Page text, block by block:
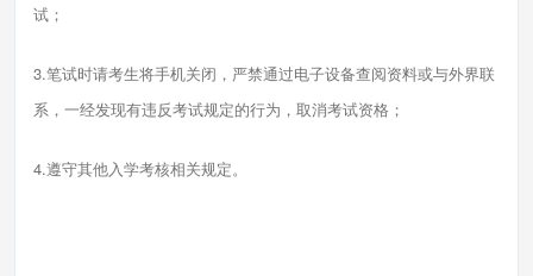
试；
3.笔试时请考生将手机关闭，严禁通过电子设备查阅资料或与外界联
系，一经发现有违反考试规定的行为，取消考试资格；
4.遵守其他入学考核相关规定。